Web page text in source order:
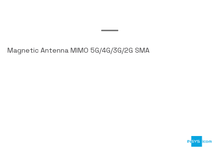
Magnetic Antenna MIMO 5G/4G/3G/2G SMA